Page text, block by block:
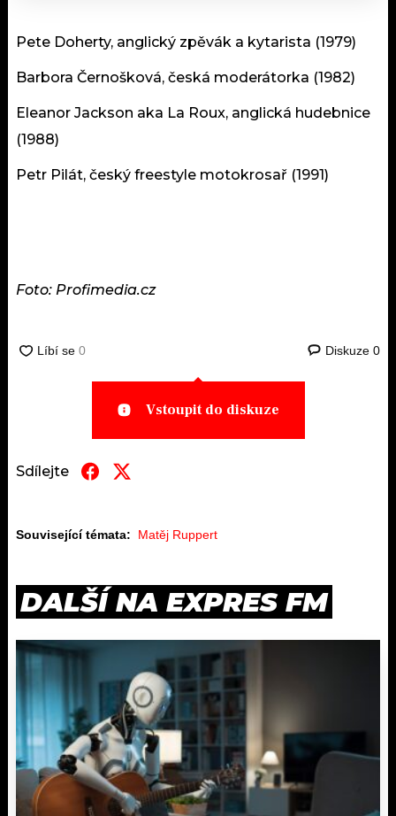
Pete Doherty, anglický zpěvák a kytarista (1979)
Barbora Černošková, česká moderátorka (1982)
Eleanor Jackson aka La Roux, anglická hudebnice
(1988)
Petr Pilát, český freestyle motokrosař (1991)
Foto: Profimedia.cz
Diskuze 0
Vstoupit do diskuze
Sdílejte
Související témata: Matěj Ruppert
DALŠÍ NA EXPRES FM